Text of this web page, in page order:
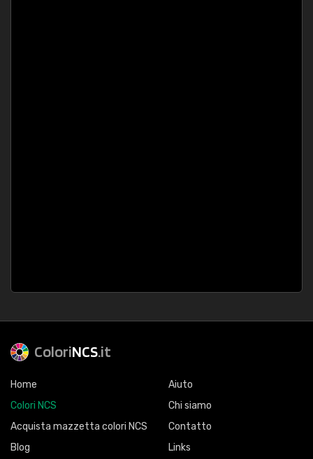
ColoriNCS.it
Home
Colori NCS
Acquista mazzetta colori NCS
Blog
Aiuto
Chi siamo
Contatto
Links